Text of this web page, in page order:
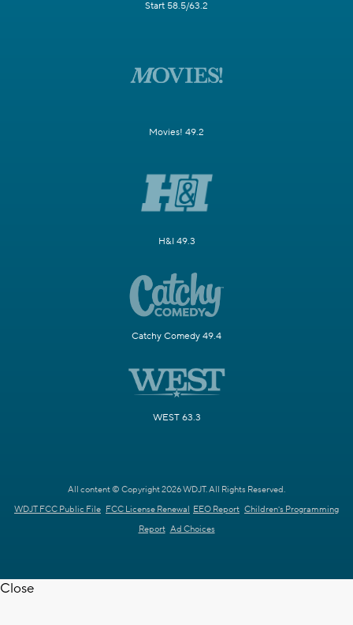
Start 58.5/63.2
Movies! 49.2
H&I 49.3
Catchy Comedy 49.4
WEST 63.3
All content © Copyright 2026 WDJT. All Rights Reserved.
WDJT FCC Public File FCC License Renewal EEO Report Children's Programming
Report Ad Choices
Close